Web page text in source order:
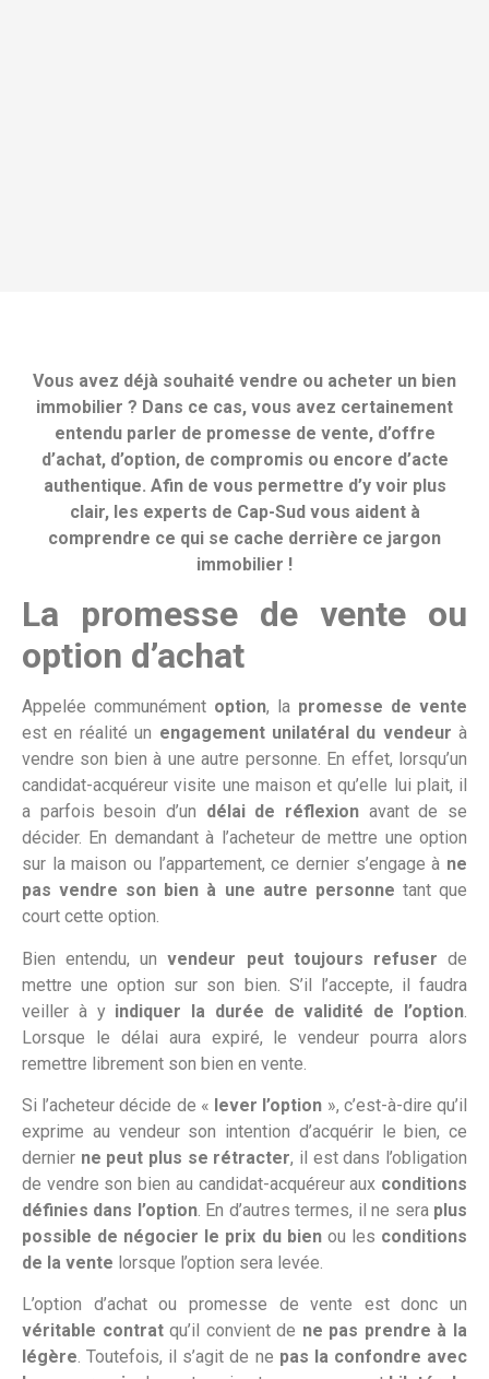
Vous avez déjà souhaité vendre ou acheter un bien
immobilier ? Dans ce cas, vous avez certainement
entendu parler de promesse de vente, d’offre
d’achat, d’option, de compromis ou encore d’acte
authentique. Afin de vous permettre d’y voir plus
clair, les experts de Cap-Sud vous aident à
comprendre ce qui se cache derrière ce jargon
immobilier !
La promesse de vente ou
option d’achat
Appelée communément option, la promesse de vente
est en réalité un engagement unilatéral du vendeur à
vendre son bien à une autre personne. En effet, lorsqu’un
candidat-acquéreur visite une maison et qu’elle lui plait, il
a parfois besoin d’un délai de réflexion avant de se
décider. En demandant à l’acheteur de mettre une option
sur la maison ou l’appartement, ce dernier s’engage à ne
pas vendre son bien à une autre personne tant que
court cette option.
Bien entendu, unvendeur peut toujours refuser de
mettre une option sur son bien. S’il l’accepte, il faudra
veiller à y indiquer la durée de validité de l’option
Lorsque le délai aura expiré, le vendeur pourra alors
remettre librement son bien en vente.
Si l’acheteur décide de « lever l’option », c’est-à-dire qu’il
exprime au vendeur son intention d’acquérir le bien, ce
dernier ne peut plus se rétracter, il est dans l’obligation
de vendre son bien au candidat-acquéreur aux conditions
définies dans l’option. En d’autres termes, il ne sera plus
possible de négocier le prix du bienou les conditions
de la vente lorsque l’option sera levée.
L’option d’achat ou promesse de vente est donc un
véritable contratqu’il convient de ne pas prendre à la
légère. Toutefois, il s’agit de ne pas la confondre avec